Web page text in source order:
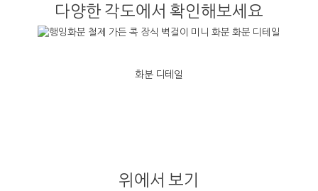
다양한 각도에서 확인해보세요
화분 디테일
위에서 보기